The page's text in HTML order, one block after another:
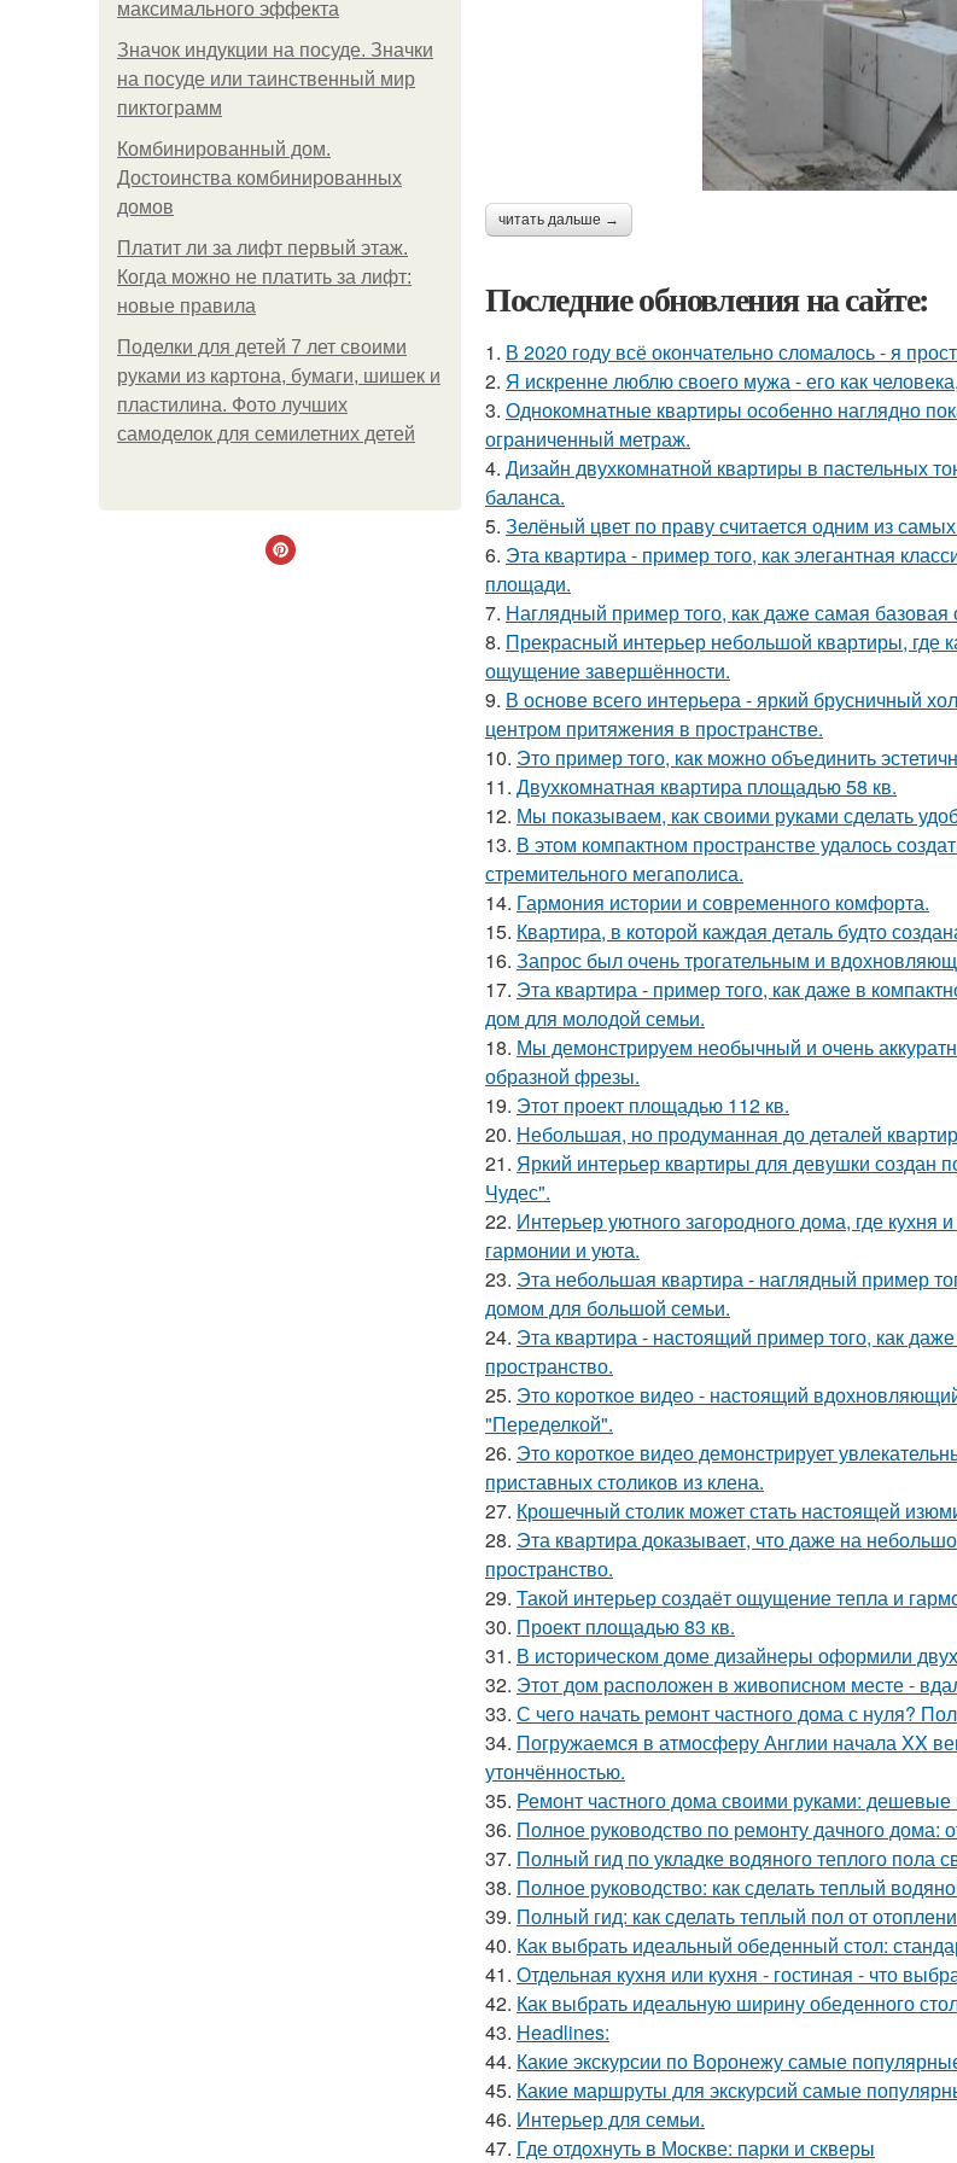
максимального эффекта
Значок индукции на посуде. Значки
на посуде или таинственный мир
пиктограмм
Комбинированный дом.
Достоинства комбинированных
домов
Платит ли за лифт первый этаж.
Когда можно не платить за лифт:
новые правила
Поделки для детей 7 лет своими
руками из картона, бумаги, шишек и
пластилина. Фото лучших
самоделок для семилетних детей
читать дальше →
Последние обновления на сайте:
1. В 2020 году всё окончательно сломалось - я
2. Я искренне люблю своего мужа - его как
3. Однокомнатные квартиры особенно наглядно
ограниченный метраж.
4. Дизайн двухкомнатной квартиры в пастельных
баланса.
5. Зелёный цвет по праву считается одним из
6. Эта квартира - пример того, как элегантная
площади.
7. Наглядный пример того, как даже самая
8. Прекрасный интерьер небольшой квартиры, где
ощущение завершённости.
9. В основе всего интерьера - яркий брусничный
центром притяжения в пространстве.
10. Это пример того, как можно объединить
11. Двухкомнатная квартира площадью 58 кв.
12. Мы показываем, как своими руками сделать
13. В этом компактном пространстве удалось
стремительного мегаполиса.
14. Гармония истории и современного комфорта.
15. Квартира, в которой каждая деталь будто
16. Запрос был очень трогательным и
17. Эта квартира - пример того, как даже в
дом для молодой семьи.
18. Мы демонстрируем необычный и очень
образной фрезы.
19. Этот проект площадью 112 кв.
20. Небольшая, но продуманная до деталей
21. Яркий интерьер квартиры для девушки создан
Чудес".
22. Интерьер уютного загородного дома, где
гармонии и уюта.
23. Эта небольшая квартира - наглядный пример
домом для большой семьи.
24. Эта квартира - настоящий пример того, как
пространство.
25. Это короткое видео - настоящий
"Переделкой".
26. Это короткое видео демонстрирует
приставных столиков из клена.
27. Крошечный столик может стать настоящей
28. Эта квартира доказывает, что даже на
пространство.
29. Такой интерьер создаёт ощущение тепла и
30. Проект площадью 83 кв.
31. В историческом доме дизайнеры оформили
32. Этот дом расположен в живописном месте -
33. С чего начать ремонт частного дома с нуля?
34. Погружаемся в атмосферу Англии начала XX
утончённостью.
35. Ремонт частного дома своими руками:
36. Полное руководство по ремонту дачного дома:
37. Полный гид по укладке водяного теплого пола
38. Полное руководство: как сделать теплый
39. Полный гид: как сделать теплый пол от
40. Как выбрать идеальный обеденный стол:
41. Отдельная кухня или кухня - гостиная - что
42. Как выбрать идеальную ширину обеденного
43. Headlines:
44. Какие экскурсии по Воронежу самые
45. Какие маршруты для экскурсий самые
46. Интерьер для семьи.
47. Где отдохнуть в Москве: парки и скверы